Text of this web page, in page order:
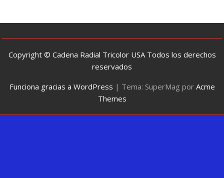
Copyright © Cadena Radial Tricolor USA Todos los derechos
reservados
Funciona gracias a WordPress | Tema: SuperMag por Acme
Themes